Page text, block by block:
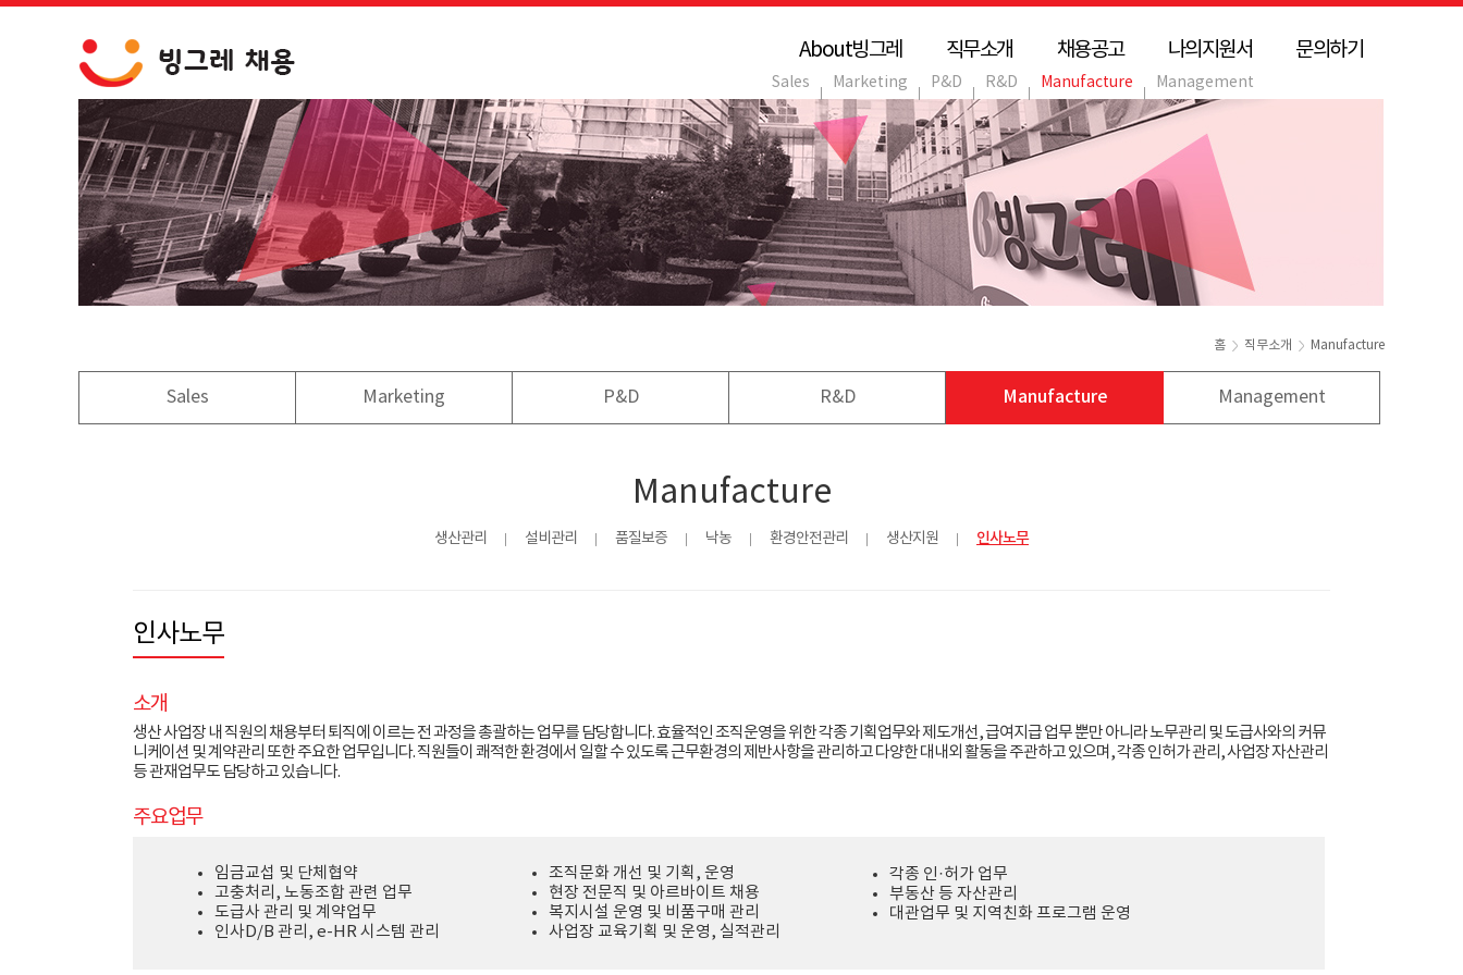
About빙그레 직무소개
Sales Marketing P&D R&D Manufacture Management
채용공고 나의지원서 문의하기
홈 직무소개 Manufacture
Sales Marketing P&D R&D Manufacture Management
Manufacture
생산관리 설비관리 품질보증 낙농 환경안전관리 생산지원 인사노무
인사노무
소개
생산 사업장 내 직원의 채용부터 퇴직에 이르는 전 과정을 총괄하는 업무를 담당합니다. 효율적인 조직운영을 위한 각종 기획업무와 제도개선, 급여지급 업무 뿐만 아니라 노무관리 및 도급사와의 커뮤
니케이션 및 계약관리 또한 주요한 업무입니다. 직원들이 쾌적한 환경에서 일할 수 있도록 근무환경의 제반사항을 관리하고 다양한 대내외 활동을 주관하고 있으며, 각종 인허가 관리, 사업장 자산관리
등 관재업무도 담당하고 있습니다.
주요업무
임금교섭 및 단체협약
고충처리, 노동조합 관련 업무
도급사 관리 및 계약업무
인사D/B 관리, e-HR 시스템 관리
조직문화 개선 및 기획, 운영
현장 전문직 및 아르바이트 채용
복지시설 운영 및 비품구매 관리
사업장 교육기획 및 운영, 실적관리
각종 인·허가 업무
부동산 등 자산관리
대관업무 및 지역친화 프로그램 운영